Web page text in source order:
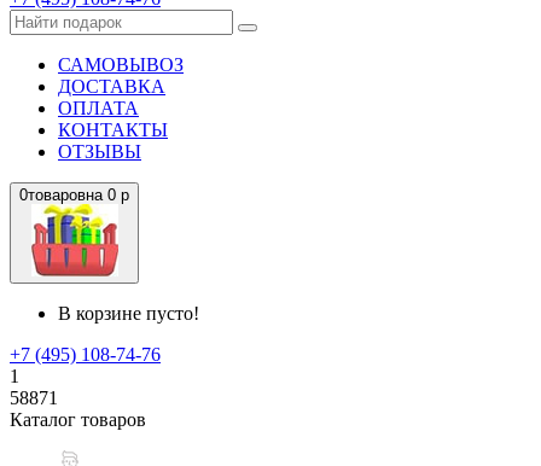
САМОВЫВОЗ
ДОСТАВКА
ОПЛАТА
КОНТАКТЫ
ОТЗЫВЫ
0товаровна 0 р
В корзине пусто!
+7 (495) 108-74-76
1
58871
Каталог товаров